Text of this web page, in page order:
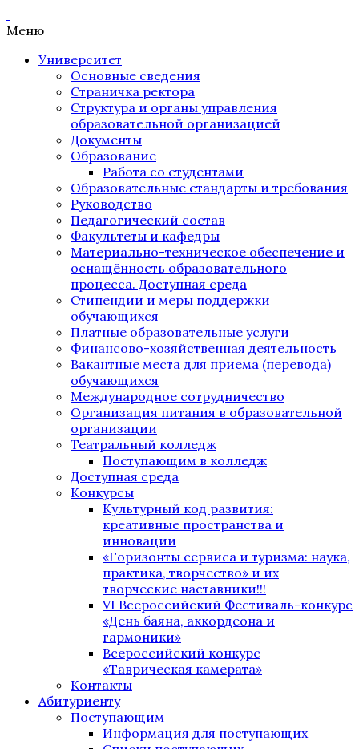
Меню
Университет
Основные сведения
Страничка ректора
Структура и органы управления
образовательной организацией
Документы
Образование
Работа со студентами
Образовательные стандарты и требования
Руководство
Педагогический состав
Факультеты и кафедры
Материально-техническое обеспечение и
оснащённость образовательного
процесса. Доступная среда
Стипендии и меры поддержки
обучающихся
Платные образовательные услуги
Финансово-хозяйственная деятельность
Вакантные места для приема (перевода)
обучающихся
Международное сотрудничество
Организация питания в образовательной
организации
Театральный колледж
Поступающим в колледж
Доступная среда
Конкурсы
Культурный код развития:
креативные пространства и
инновации
«Горизонты сервиса и туризма: наука,
практика, творчество» и их
творческие наставники!!!
VI Всероссийский Фестиваль-конкурс
«День баяна, аккордеона и
гармоники»
Всероссийский конкурс
«Таврическая камерата»
Контакты
Абитуриенту
Поступающим
Информация для поступающих